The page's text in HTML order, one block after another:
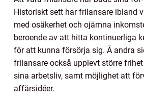
Historiskt sett har frilansare ibland
med osäkerhet och ojämna
beroende av att hitta kontinuerliga
för att kunna försörja sig. Å andra
frilansare också upplevt större
sina arbetsliv, samt möjlighet att
affärsidéer.